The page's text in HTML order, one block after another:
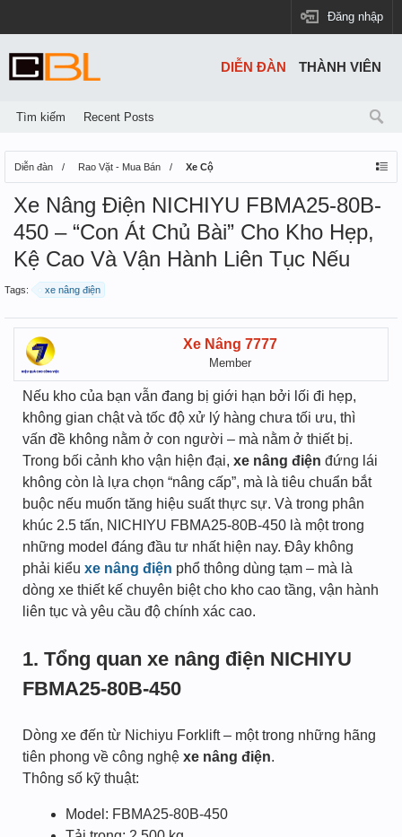
Đăng nhập
Diễn đàn Rao Vặt - Mua Bán Xe Cộ
Xe Nâng Điện NICHIYU FBMA25-80B-
450 – “Con Át Chủ Bài” Cho Kho Hẹp,
Kệ Cao Và Vận Hành Liên Tục Nếu
Tags: xe nâng điện
Xe Nâng 7777
Member
Nếu kho của bạn vẫn đang bị giới hạn bởi lối đi hẹp,
không gian chật và tốc độ xử lý hàng chưa tối ưu, thì
vấn đề không nằm ở con người – mà nằm ở thiết bị.
Trong bối cảnh kho vận hiện đại, xe nâng điện đứng lái
không còn là lựa chọn “nâng cấp”, mà là tiêu chuẩn bắt
buộc nếu muốn tăng hiệu suất thực sự. Và trong phân
khúc 2.5 tấn, NICHIYU FBMA25-80B-450 là một trong
những model đáng đầu tư nhất hiện nay. Đây không
phải kiểu xe nâng điện phổ thông dùng tạm – mà là
dòng xe thiết kế chuyên biệt cho kho cao tầng, vận hành
liên tục và yêu cầu độ chính xác cao.
1. Tổng quan xe nâng điện NICHIYU
FBMA25-80B-450
Dòng xe đến từ Nichiyu Forklift – một trong những hãng
tiên phong về công nghệ xe nâng điện.
Thông số kỹ thuật:
Model: FBMA25-80B-450
DIỄN ĐÀN
Tìm kiếm Recent Posts
THÀNH VIÊN